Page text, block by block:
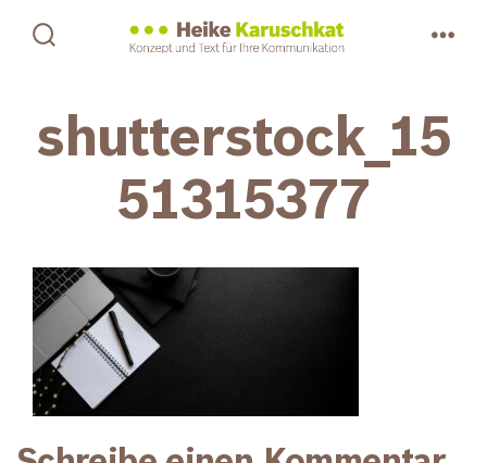
Inhalt
shutterstock_15
51315377